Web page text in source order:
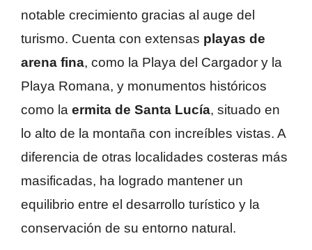
notable crecimiento gracias al auge del
turismo. Cuenta con extensas playas de
arena fina, como la Playa del Cargador y la
Playa Romana, y monumentos históricos
como la ermita de Santa Lucía, situado en
lo alto de la montaña con increíbles vistas. A
diferencia de otras localidades costeras más
masificadas, ha logrado mantener un
equilibrio entre el desarrollo turístico y la
conservación de su entorno natural.